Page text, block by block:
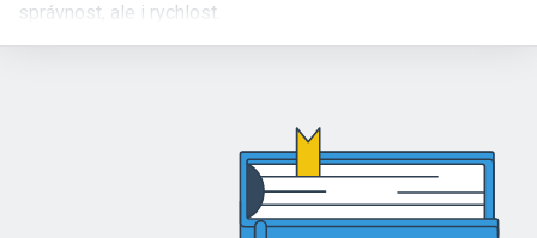
správnost, ale i rychlost.